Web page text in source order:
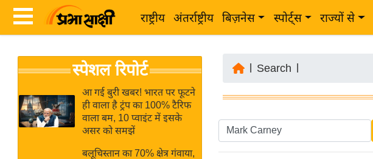
राष्ट्रीय अंतर्राष्ट्रीय बिज़नेस स्पोर्ट्स राज्यों से
News
Hindi
ख
ब
र
स्पेशल रिपोर्ट
आ गई बुरी खबर! भारत पर फूटने
ही वाला है ट्रंप का 100% टैरिफ
वाला बम, 10 प्वाइंट में इसके
असर को समझें
बलूचिस्तान का 70% क्षेत्र गंवाया,
Search